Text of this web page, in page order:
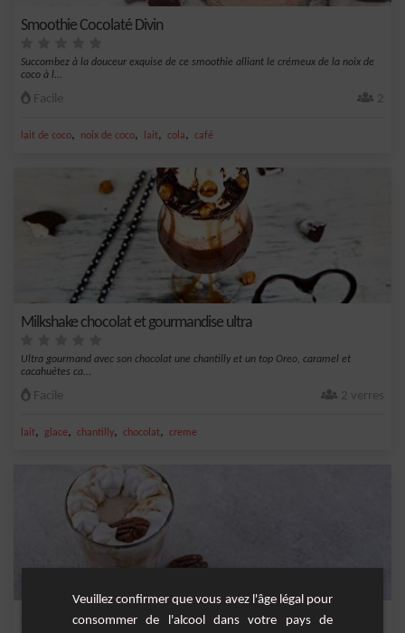
Smoothie Cocolaté Divin
Succombez à la douceur exquise de ce smoothie alliant le crémeux de la noix de
coco à l...
Facile 2
lait de coco, noix de coco, lait, cola, café
Milkshake chocolat et gourmandise ultra
Ultra gourmand avec son chocolat une chantilly et un top Oreo, caramel et
cacahuètes ca...
Facile 2 verres
lait, glace, chantilly, chocolat, creme
Smoothie noix de pécan et au caramel
Veuillez confirmer que vous avez l'âge légal pour
consommer de l'alcool dans votre pays de